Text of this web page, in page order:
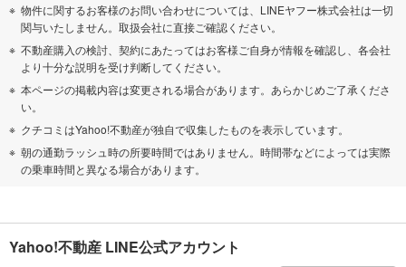
物件に関するお客様のお問い合わせについては、LINEヤフー株式会社は一切
関与いたしません。取扱会社に直接ご確認ください。
不動産購入の検討、契約にあたってはお客様ご自身が情報を確認し、各会社
より十分な説明を受け判断してください。
本ページの掲載内容は変更される場合があります。あらかじめご了承くださ
い。
クチコミはYahoo!不動産が独自で収集したものを表示しています。
朝の通勤ラッシュ時の所要時間ではありません。時間帯などによっては実際
の乗車時間と異なる場合があります。
Yahoo!不動産 LINE公式アカウント